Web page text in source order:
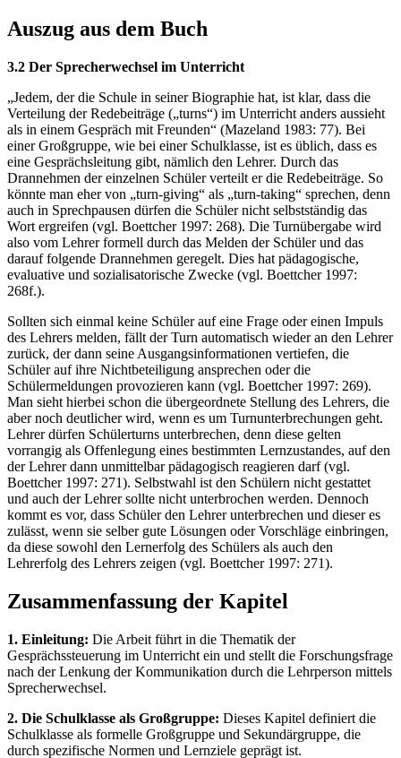
Auszug aus dem Buch
3.2 Der Sprecherwechsel im Unterricht
„Jedem, der die Schule in seiner Biographie hat, ist klar, dass die
Verteilung der Redebeiträge („turns“) im Unterricht anders aussieht
als in einem Gespräch mit Freunden“ (Mazeland 1983: 77). Bei
einer Großgruppe, wie bei einer Schulklasse, ist es üblich, dass es
eine Gesprächsleitung gibt, nämlich den Lehrer. Durch das
Drannehmen der einzelnen Schüler verteilt er die Redebeiträge. So
könnte man eher von „turn-giving“ als „turn-taking“ sprechen, denn
auch in Sprechpausen dürfen die Schüler nicht selbstständig das
Wort ergreifen (vgl. Boettcher 1997: 268). Die Turnübergabe wird
also vom Lehrer formell durch das Melden der Schüler und das
darauf folgende Drannehmen geregelt. Dies hat pädagogische,
evaluative und sozialisatorische Zwecke (vgl. Boettcher 1997:
268f.).
Sollten sich einmal keine Schüler auf eine Frage oder einen Impuls
des Lehrers melden, fällt der Turn automatisch wieder an den Lehrer
zurück, der dann seine Ausgangsinformationen vertiefen, die
Schüler auf ihre Nichtbeteiligung ansprechen oder die
Schülermeldungen provozieren kann (vgl. Boettcher 1997: 269).
Man sieht hierbei schon die übergeordnete Stellung des Lehrers, die
aber noch deutlicher wird, wenn es um Turnunterbrechungen geht.
Lehrer dürfen Schülerturns unterbrechen, denn diese gelten
vorrangig als Offenlegung eines bestimmten Lernzustandes, auf den
der Lehrer dann unmittelbar pädagogisch reagieren darf (vgl.
Boettcher 1997: 271). Selbstwahl ist den Schülern nicht gestattet
und auch der Lehrer sollte nicht unterbrochen werden. Dennoch
kommt es vor, dass Schüler den Lehrer unterbrechen und dieser es
zulässt, wenn sie selber gute Lösungen oder Vorschläge einbringen,
da diese sowohl den Lernerfolg des Schülers als auch den
Lehrerfolg des Lehrers zeigen (vgl. Boettcher 1997: 271).
Zusammenfassung der Kapitel
1. Einleitung: Die Arbeit führt in die Thematik der
Gesprächssteuerung im Unterricht ein und stellt die Forschungsfrage
nach der Lenkung der Kommunikation durch die Lehrperson mittels
Sprecherwechsel.
2. Die Schulklasse als Großgruppe: Dieses Kapitel definiert die
Schulklasse als formelle Großgruppe und Sekundärgruppe, die
durch spezifische Normen und Lernziele geprägt ist.